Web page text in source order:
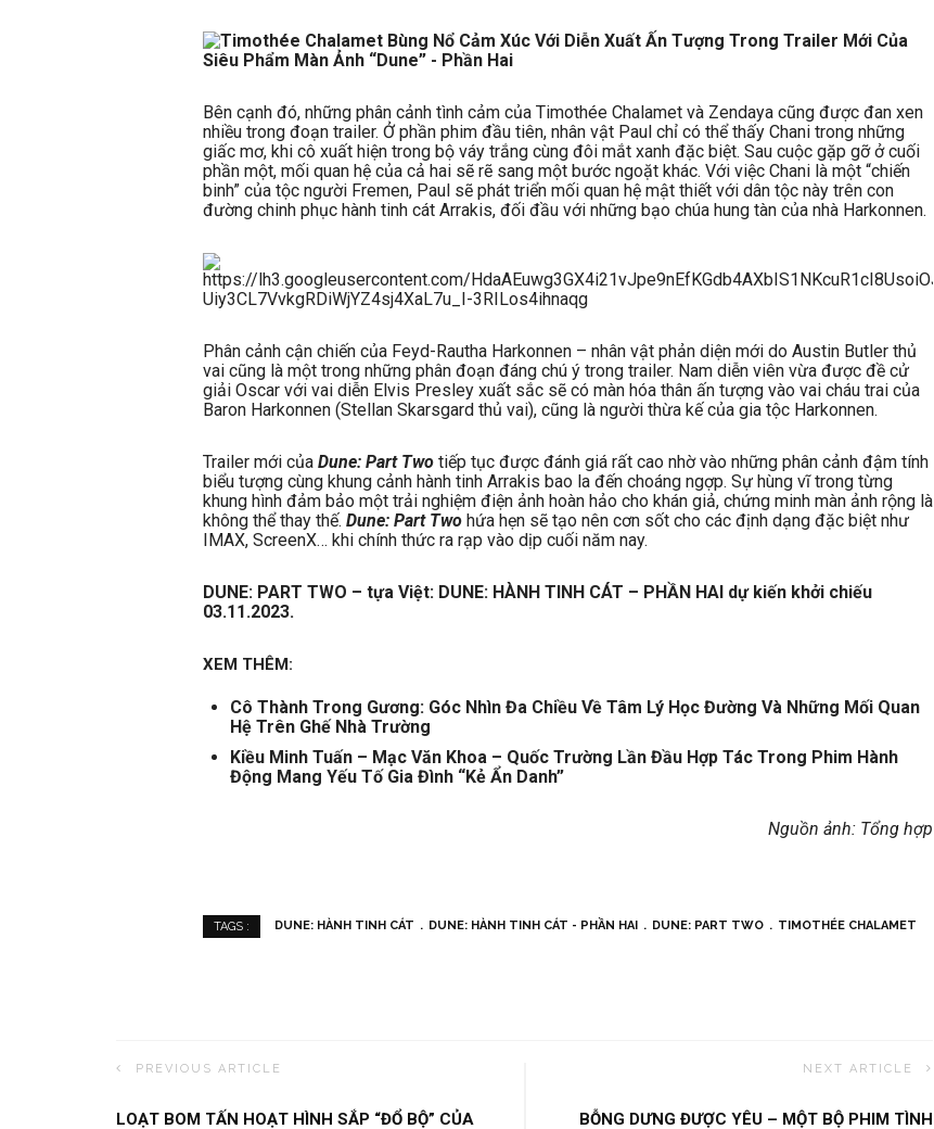
Bên cạnh đó, những phân cảnh tình cảm của Timothée Chalamet và Zendaya cũng được đan xen
nhiều trong đoạn trailer. Ở phần phim đầu tiên, nhân vật Paul chỉ có thể thấy Chani trong những
giấc mơ, khi cô xuất hiện trong bộ váy trắng cùng đôi mắt xanh đặc biệt. Sau cuộc gặp gỡ ở cuối
phần một, mối quan hệ của cả hai sẽ rẽ sang một bước ngoặt khác. Với việc Chani là một “chiến
binh” của tộc người Fremen, Paul sẽ phát triển mối quan hệ mật thiết với dân tộc này trên con
đường chinh phục hành tinh cát Arrakis, đối đầu với những bạo chúa hung tàn của nhà Harkonnen.
Phân cảnh cận chiến của Feyd-Rautha Harkonnen – nhân vật phản diện mới do Austin Butler thủ
vai cũng là một trong những phân đoạn đáng chú ý trong trailer. Nam diễn viên vừa được đề cử
giải Oscar với vai diễn Elvis Presley xuất sắc sẽ có màn hóa thân ấn tượng vào vai cháu trai của
Baron Harkonnen (Stellan Skarsgard thủ vai), cũng là người thừa kế của gia tộc Harkonnen.
Trailer mới của Dune: Part Two tiếp tục được đánh giá rất cao nhờ vào những phân cảnh đậm tính
biểu tượng cùng khung cảnh hành tinh Arrakis bao la đến choáng ngợp. Sự hùng vĩ trong từng
khung hình đảm bảo một trải nghiệm điện ảnh hoàn hảo cho khán giả, chứng minh màn ảnh rộng là
không thể thay thế. Dune: Part Two hứa hẹn sẽ tạo nên cơn sốt cho các định dạng đặc biệt như
IMAX, ScreenX… khi chính thức ra rạp vào dịp cuối năm nay.
DUNE: PART TWO – tựa Việt: DUNE: HÀNH TINH CÁT – PHẦN HAI dự kiến khởi chiếu
03.11.2023.
XEM THÊM:
Cô Thành Trong Gương: Góc Nhìn Đa Chiều Về Tâm Lý Học Đường Và Những Mối Quan
Hệ Trên Ghế Nhà Trường
Kiều Minh Tuấn – Mạc Văn Khoa – Quốc Trường Lần Đầu Hợp Tác Trong Phim Hành
Động Mang Yếu Tố Gia Đình “Kẻ Ẩn Danh”
Nguồn ảnh: Tổng hợp
TAGS : DUNE: HÀNH TINH CÁT DUNE: HÀNH TINH CÁT - PHẦN HAI DUNE: PART TWO TIMOTHÉE CHALAMET
PREVIOUS ARTICLE
LOẠT BOM TẤN HOẠT HÌNH SẮP “ĐỔ BỘ” CỦA
NEXT ARTICLE
BỖNG DƯNG ĐƯỢC YÊU – MỘT BỘ PHIM TÌNH